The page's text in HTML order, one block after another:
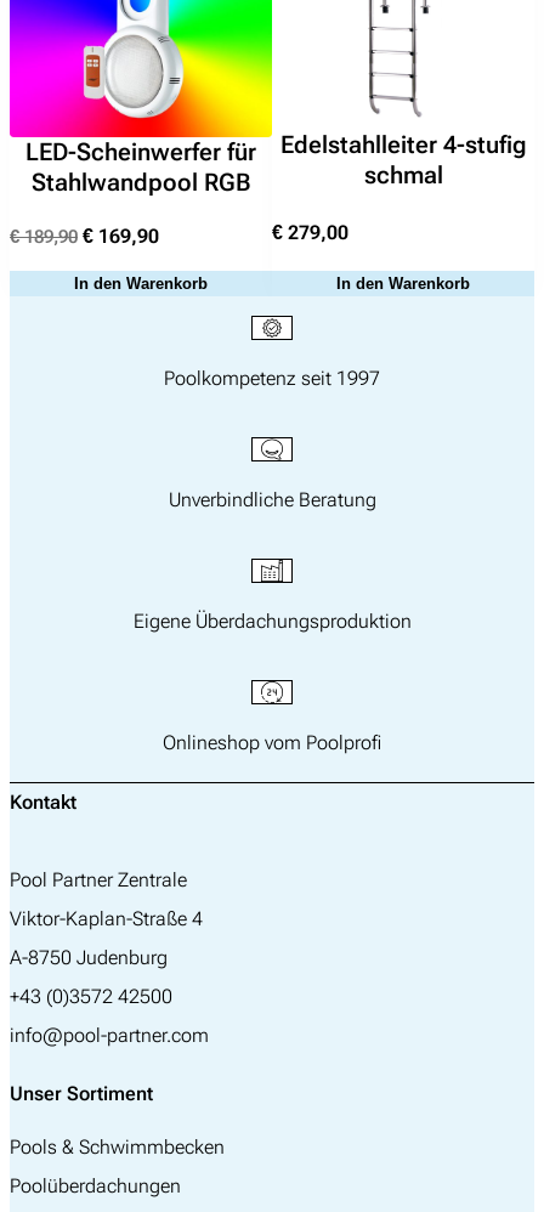
LED-Scheinwerfer für
Stahlwandpool RGB
€189,90 Ursprünglicher
war:
€ 169,90Aktueller
ist:
In den Warenkorb
Edelstahlleiter 4-stufig
schmal
€ 279,00
In den Warenkorb
Poolkompetenz seit 1997
Unverbindliche Beratung
Eigene Überdachungsproduktion
Onlineshop vom Poolprofi
Kontakt
Pool Partner Zentrale
Viktor-Kaplan-Straße 4
A-8750 Judenburg
+43 (0)3572 42500
info@pool-partner.com
Unser Sortiment
Pools & Schwimmbecken
Poolüberdachungen